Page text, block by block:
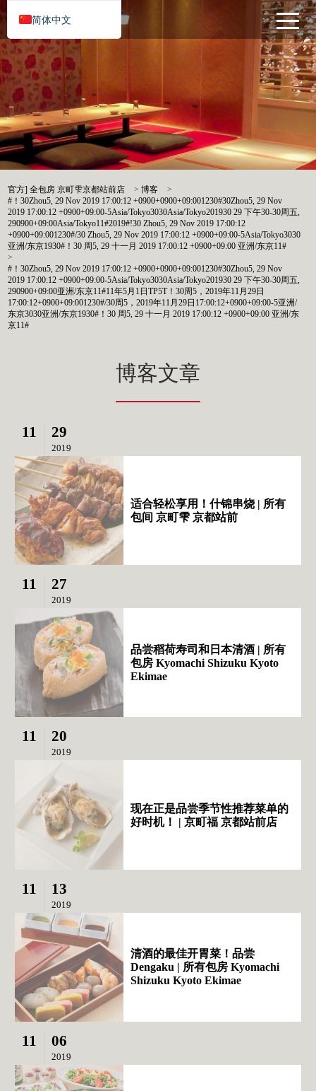
官方] 全包房 京町雫京都站前店 >博客
>
#！30Zhou5, 29 Nov 2019 17:00:12 +0900+0900+09:001230#30Zhou5, 29 Nov
2019 17:00:12 +0900+09:00-5Asia/Tokyo3030Asia/Tokyo201930 29 下午30-30周五,
290900+09:00Asia/Tokyo11#2019#!30 Zhou5, 29 Nov 2019 17:00:12
+0900+09:001230#/30 Zhou5, 29 Nov 2019 17:00:12 +0900+09:00-5Asia/Tokyo3030
亚洲/东京1930#！30 周5, 29 十一月 2019 17:00:12 +0900+09:00 亚洲/东京11#
>
#！30Zhou5, 29 Nov 2019 17:00:12 +0900+0900+09:001230#30Zhou5, 29 Nov
2019 17:00:12 +0900+09:00-5Asia/Tokyo3030Asia/Tokyo201930 29 下午30-30周五,
290900+09:00亚洲/东京11#11年5月1日TP5T！30周5，2019年11月29日
17:00:12+0900+09:001230#/30周5，2019年11月29日17:00:12+0900+09:00-5亚洲/
东京3030亚洲/东京1930#！30 周5, 29 十一月 2019 17:00:12 +0900+09:00 亚洲/东
京11#
博客文章
11 29
2019
适合轻松享用！什锦串烧 | 所有
包间 京町雫 京都站前
11 27
2019
品尝稻荷寿司和日本清酒 | 所有
包房 Kyomachi Shizuku Kyoto
Ekimae
11 20
2019
现在正是品尝季节性推荐菜单的
好时机！ | 京町福 京都站前店
11 13
2019
清酒的最佳开胃菜！品尝
Dengaku | 所有包房 Kyomachi
Shizuku Kyoto Ekimae
11 06
2019
简体中文